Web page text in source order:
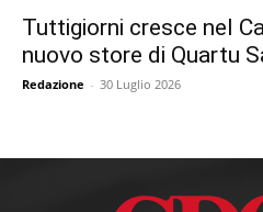
Tuttigiorni cresce nel
nuovo store di Quartu
Redazione - 30 Luglio 2026